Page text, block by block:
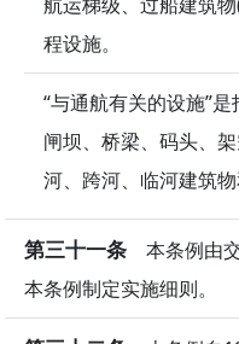
程设施。
“与通航有关的设施”
闸坝、桥梁、码头、
河、跨河、临河建筑物
第三十一条 本条例由
本条例制定实施细则。